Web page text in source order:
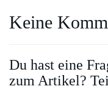
Keine
Du hast eine
zum Artikel?